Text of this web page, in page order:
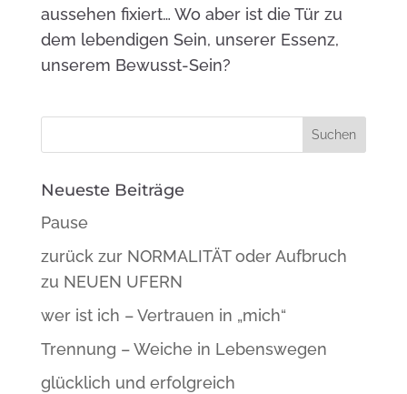
aussehen fixiert… Wo aber ist die Tür zu
dem lebendigen Sein, unserer Essenz,
unserem Bewusst-Sein?
Neueste Beiträge
Pause
zurück zur NORMALITÄT oder Aufbruch
zu NEUEN UFERN
wer ist ich – Vertrauen in „mich“
Trennung – Weiche in Lebenswegen
glücklich und erfolgreich